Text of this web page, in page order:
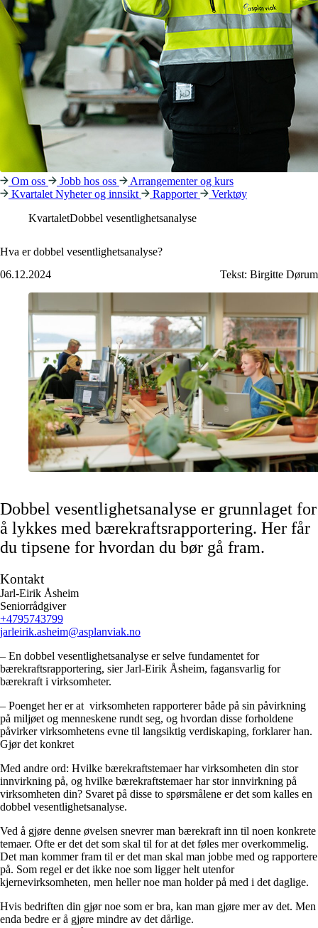
Om oss Jobb hos oss
Arrangementer og kurs
Kvartalet Nyheter og innsikt Rapporter
Verktøy
KvartaletDobbel vesentlighetsanalyse
Hva er dobbel vesentlighetsanalyse?
06.12.2024
Tekst: Birgitte Dørum
Dobbel vesentlighetsanalyse er grunnlaget for
å lykkes med bærekraftsrapportering. Her får
du tipsene for hvordan du bør gå fram.
Kontakt
Jarl-Eirik Åsheim
Seniorrådgiver
+4795743799
jarleirik.asheim@asplanviak.no
– En dobbel vesentlighetsanalyse er selve fundamentet for
bærekraftsrapportering, sier Jarl-Eirik Åsheim, fagansvarlig for
bærekraft i virksomheter.
– Poenget her er at virksomheten rapporterer både på sin påvirkning
på miljøet og menneskene rundt seg, og hvordan disse forholdene
påvirker virksomhetens evne til langsiktig verdiskaping, forklarer han.
Gjør det konkret
Med andre ord: Hvilke bærekraftstemaer har virksomheten din stor
innvirkning på, og hvilke bærekraftstemaer har stor innvirkning på
virksomheten din? Svaret på disse to spørsmålene er det som kalles en
dobbel vesentlighetsanalyse.
Ved å gjøre denne øvelsen snevrer man bærekraft inn til noen konkrete
temaer. Ofte er det det som skal til for at det føles mer overkommelig.
Det man kommer fram til er det man skal man jobbe med og rapportere
på. Som regel er det ikke noe som ligger helt utenfor
kjernevirksomheten, men heller noe man holder på med i det daglige.
Hvis bedriften din gjør noe som er bra, kan man gjøre mer av det. Men
enda bedre er å gjøre mindre av det dårlige.